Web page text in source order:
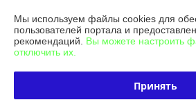
Полная версия сайта
Политика обработки cookies
Сайт создан на платформе Deal.by
Мы используем файлы cookies для
пользователей портала и
рекомендаций. Вы можете настроить
отключить их.
Принять